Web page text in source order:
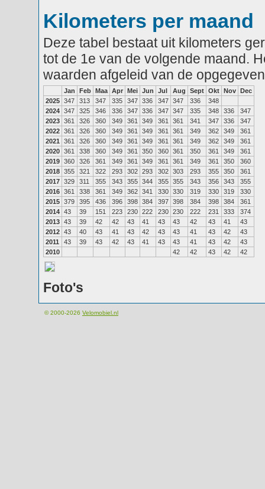
Kilometers per maand
Deze tabel bestaat uit kilometers
tot de 1e van de volgende maand.
waarden afgeleid van de
Jan Feb Maa Apr Mei Jun Jul Aug Sept Okt Nov Dec
2025 347 313 347 335 347 336 347 347 336
348
2024 347 325 346 336 347 336 347 347 335 348 336
347
2023 361 326 360 349 361 349 361 361 341 347 336
347
2022 361 326 360 349 361 349 361 361 349 362 349
361
2021
361 326 360 349 361 349 361 361 349 362 349
361
2020 361 338 360 349 361 350 360 361 350 361 349
361
2019 360 326 361 349 361 349 361 361 349 361 350
360
2018 355 321 322 293 302 293 302 303 293 355 350
361
2017 329 311 355 343 355 344 355 355 343 356 343
355
2016 361 338 361 349 362 341 330 330 319 330 319
330
2015 379 395 436 396 398 384 397 398 384 398 384
361
2014 43 39 151 223 230 222 230 230 222 231 333
374
2013 43 39 42 42 43 41 43 43 42 43 41
43
2012 43 40 43 41 43 42 43 43 41 43 42
43
2011
43 39 43 42 43 41 43 43 41 43 42
43
2010
42 42 43 42 42
Foto's
© 2000-2026 Velomobiel.nl